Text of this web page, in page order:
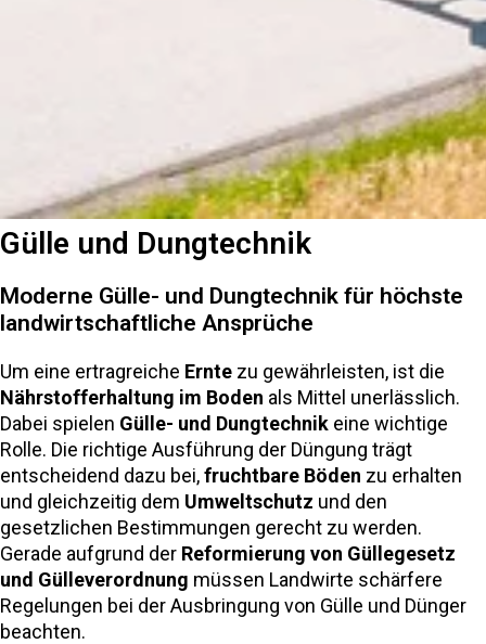
Gülle und Dungtechnik
Moderne Gülle- und Dungtechnik für höchste
landwirtschaftliche Ansprüche
Um eine ertragreiche Ernte zu gewährleisten, ist die
Nährstofferhaltung im Boden als Mittel unerlässlich.
Dabei spielen Gülle- und Dungtechnik eine wichtige
Rolle. Die richtige Ausführung der Düngung trägt
entscheidend dazu bei,fruchtbare Böden zu erhalten
und gleichzeitig dem Umweltschutz und den
gesetzlichen Bestimmungen gerecht zu werden.
Gerade aufgrund der Reformierung von Güllegesetz
und Gülleverordnung müssen Landwirte schärfere
Regelungen bei der Ausbringung von Gülle und Dünger
beachten.